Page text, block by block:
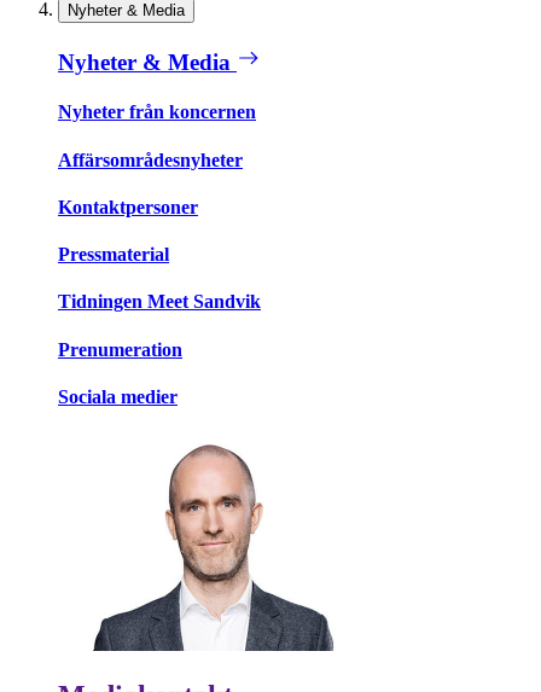
Nyheter & Media
Nyheter & Media
Nyheter från koncernen
Affärsområdesnyheter
Kontaktpersoner
Pressmaterial
Tidningen Meet Sandvik
Prenumeration
Sociala medier